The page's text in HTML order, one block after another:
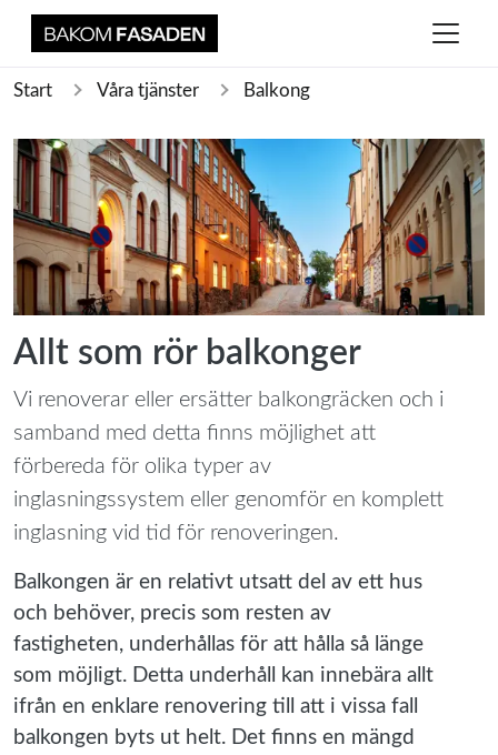
Start Våra tjänster Balkong
Allt som rör balkonger
Vi renoverar eller ersätter balkongräcken och i
samband med detta finns möjlighet att
förbereda för olika typer av
inglasningssystem eller genomför en komplett
inglasning vid tid för renoveringen.
Balkongen är en relativt utsatt del av ett hus
och behöver, precis som resten av
fastigheten, underhållas för att hålla så länge
som möjligt. Detta underhåll kan innebära allt
ifrån en enklare renovering till att i vissa fall
balkongen byts ut helt. Det finns en mängd